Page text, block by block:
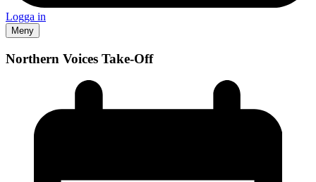
Logga in
Meny
Northern Voices Take-Off